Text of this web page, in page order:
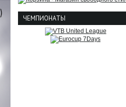
ЧЕМПИОНАТЫ